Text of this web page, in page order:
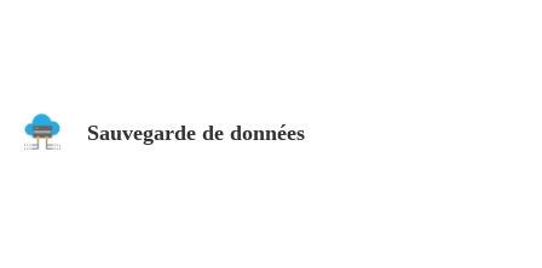
Sauvegarde de données